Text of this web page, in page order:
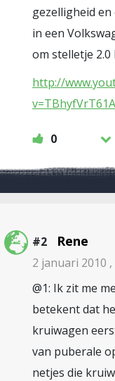
gezelligheid
in een
om stelletje
http://
v=TBhyfVrT61A
0
#2 Rene
2 januari 2010 ,
@1: Ik zit me
betekent dat
kruiwagen
van puberale
netjes die